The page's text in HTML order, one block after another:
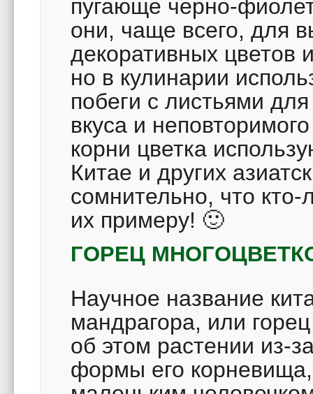
пугающе черно-
они, чаще всего, для
декоративных цветов
но в кулинарии
побеги с листьями
вкуса и
корни цветка
Китае и других
сомнительно, что кто-
их примеру! 🙂
ГОРЕЦ
Научное название
мандрагора, или
об этом растении из-
формы его